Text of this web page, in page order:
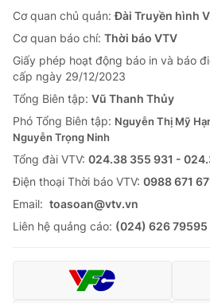
Cơ quan chủ quản:Đài Truyền hình
Cơ quan báo chí: Thời báo VTV
Giấy phép hoạt động báo in và báo
cấp ngày 29/12/2023
Tổng Biên tập: Vũ Thanh Thủy
Phó Tổng Biên tập: Nguyễn Thị Mỹ
Nguyễn Trọng Ninh
Tổng đài VTV: 024.38 355 931 -
Ðiện thoại Thời báo VTV: 0988 671
Email: toasoan@vtv.vn
Liên hệ quảng cáo: (024) 626 79595